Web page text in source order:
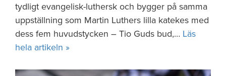
tydligt evangelisk-luthersk och bygger på samma
uppställning som Martin Luthers lilla katekes med
dess fem huvudstycken – Tio Guds bud,… Läs
hela artikeln »